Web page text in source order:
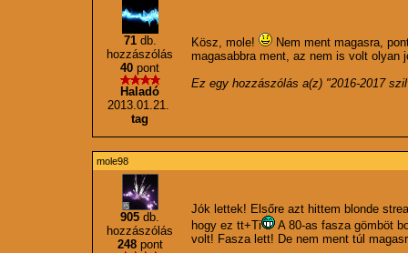
71db.
hozzászólás
40 pont
Haladó
2013.01.21.
tag
Kösz, mole!
Nem ment magasra,
magasabbra ment, az nem is volt olyan
Ez egy hozzászólás a(z) "2016-2017
mole98
905 db.
hozzászólás
248pont
Jók lettek! Elsőre azt hittem blonde
hogy ez tt+Ti
A 80-as fasza gömböt
volt! Fasza lett! De nem ment túl